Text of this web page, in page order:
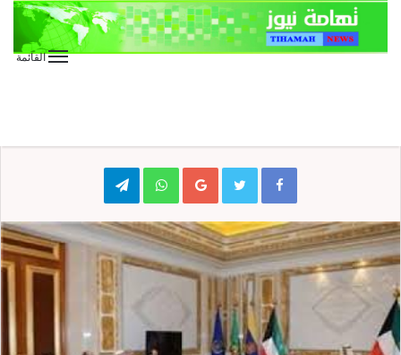
القائمة
Google+
WhatsApp
Telegram